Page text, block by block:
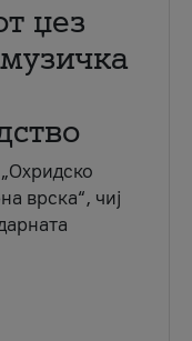
џез
врска“, чиј